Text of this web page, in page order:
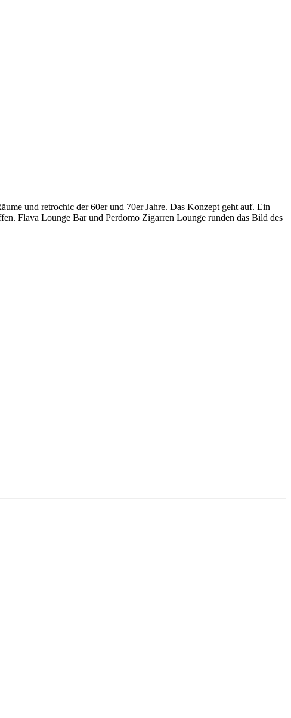
und retrochic der 60er und 70er Jahre. Das Konzept geht auf. Ein
Flava Lounge Bar und Perdomo Zigarren Lounge runden das Bild des